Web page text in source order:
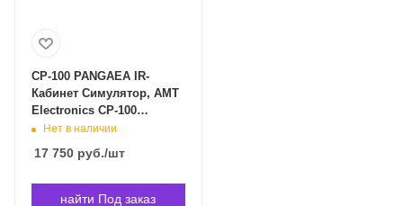
CP-100 PANGAEA IR-
Кабинет Симулятор, AMT
Electronics CP-100
PANGAEA в Владивостоке
Нет в наличии
17 750 руб./шт
найти Под заказ